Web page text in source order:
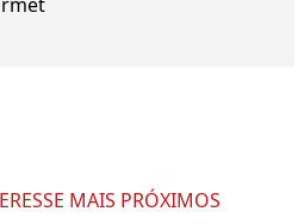
MAIS PRÓXIMOS